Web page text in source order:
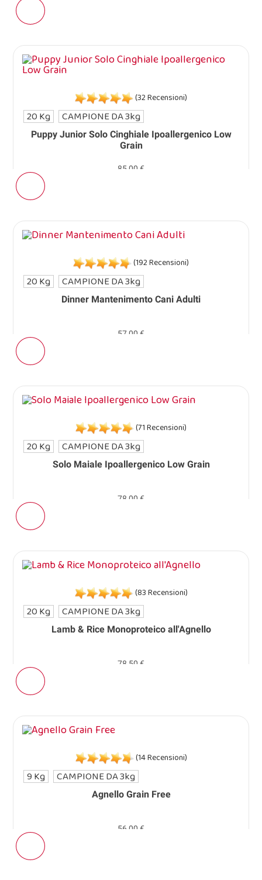
Puppy Junior Solo Cinghiale Ipoallergenico Low
Grain
(32 Recensioni)
85,00 €
20 Kg CAMPIONE DA 3kg
Dinner Mantenimento Cani Adulti
(192 Recensioni)
57,00 €
20 Kg CAMPIONE DA 3kg
Solo Maiale Ipoallergenico Low Grain
(71 Recensioni)
78,00 €
20 Kg CAMPIONE DA 3kg
Lamb & Rice Monoproteico all'Agnello
(83 Recensioni)
78,50 €
20 Kg CAMPIONE DA 3kg
Agnello Grain Free
(14 Recensioni)
56,00 €
9 Kg CAMPIONE DA 3kg